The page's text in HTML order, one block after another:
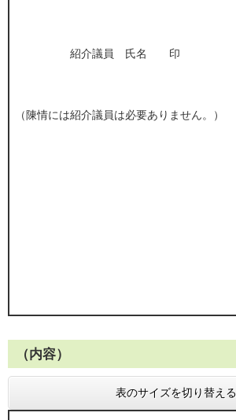
紹介議員 氏名 印
（陳情には紹介議員は必要ありません。）
（内容）
表のサイズを切り替える